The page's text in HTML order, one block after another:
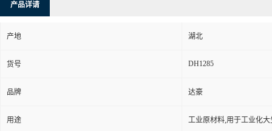
产品详请
产地 湖北
货号 DH1285
品牌 达豪
用途 工业原材料,用于工业化大